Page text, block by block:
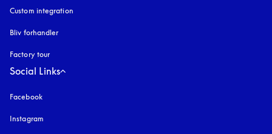
Custom integration
Bliv forhandler
Factory tour
Social Links
Facebook
Instagram